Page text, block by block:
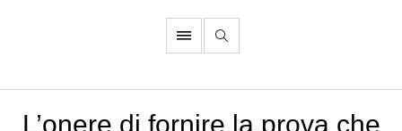
L’onere di fornire la prova che